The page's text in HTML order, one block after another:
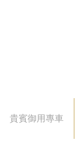
貴賓御用專車